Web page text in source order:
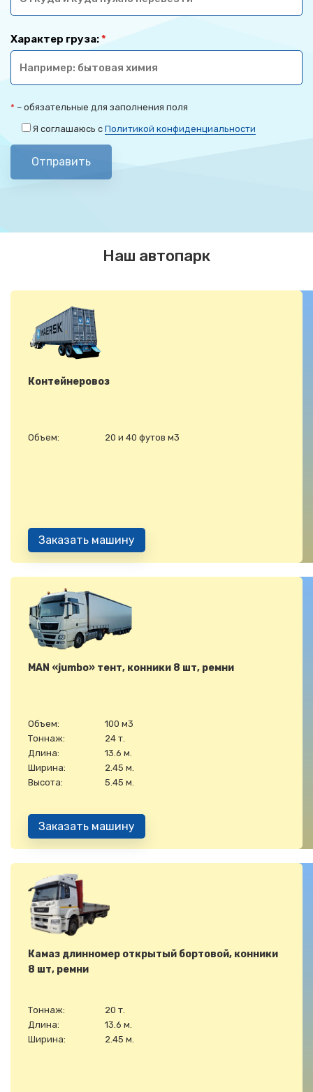
Характер груза:*
* – обязательные для заполнения поля
Я соглашаюсь с Политикой конфиденциальности
Отправить
Наш автопарк
Контейнеровоз
Объем: 20 и 40 футов м3
Заказать машину
MAN «jumbo» тент, конники 8 шт, ремни
Объем:
100 м3
Тоннаж:
24 т.
Длина:
13.6 м.
Ширина:
2.45 м.
Высота:
5.45 м.
Заказать машину
Камаз длинномер открытый бортовой, конники
8 шт, ремни
Тоннаж:
20 т.
Длина:
13.6 м.
Ширина:
2.45 м.